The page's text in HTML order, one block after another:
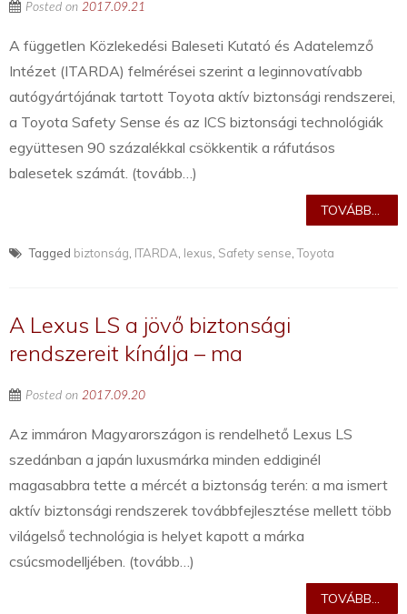
Posted on 2017.09.21
A független Közlekedési Baleseti Kutató és Adatelemző
Intézet (ITARDA) felmérései szerint a leginnovatívabb
autógyártójának tartott Toyota aktív biztonsági rendszerei,
a Toyota Safety Sense és az ICS biztonsági technológiák
együttesen 90 százalékkal csökkentik a ráfutásos
balesetek számát. (tovább…)
TOVÁBB...
Tagged biztonság ITARDA lexus Safety sense ,Toyota
A Lexus LS a jövő biztonsági
rendszereit kínálja – ma
Posted on 2017.09.20
Az immáron Magyarországon is rendelhető Lexus LS
szedánban a japán luxusmárka minden eddiginél
magasabbra tette a mércét a biztonság terén: a ma ismert
aktív biztonsági rendszerek továbbfejlesztése mellett több
világelső technológia is helyet kapott a márka
csúcsmodelljében. (tovább…)
TOVÁBB...